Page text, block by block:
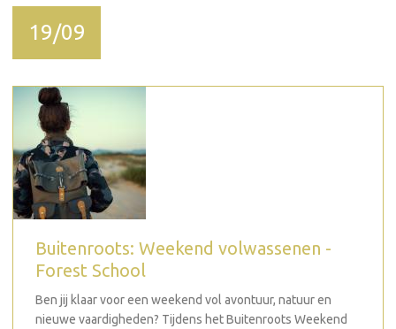
19/09
Buitenroots: Weekend volwassenen -
Forest School
Ben jij klaar voor een weekend vol avontuur, natuur en
nieuwe vaardigheden? Tijdens het Buitenroots Weekend